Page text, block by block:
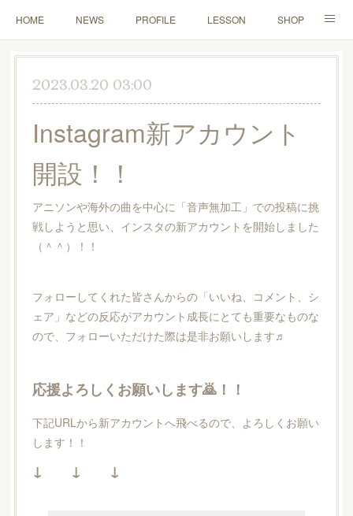
HOME NEWS PROFILE LESSON SHOP
CONTACT
2023.03.20 03:00
Instagram新アカウント
開設！！
アニソンや海外の曲を中心に「音声無加工」での投稿に挑
戦しようと思い、インスタの新アカウントを開始しました
（＾＾）！！
フォローしてくれた皆さんからの「いいね、コメント、シ
ェア」などの反応がアカウント成長にとても重要なものな
ので、フォローいただけた際は是非お願いします♬
応援よろしくお願いします🙇！！
下記URLから新アカウントへ飛べるので、よろしくお願い
します！！
↓ ↓ ↓